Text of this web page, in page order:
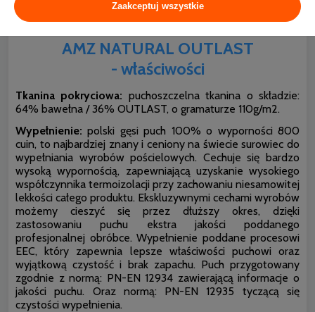
AMZ NATURAL OUTLAST
- właściwości
Tkanina pokryciowa: puchoszczelna tkanina o składzie:
64% bawełna / 36% OUTLAST, o gramaturze 110g/m2.
Wypełnienie: polski gęsi puch 100% o wyporności 800
cuin, to najbardziej znany i ceniony na świecie surowiec do
wypełniania wyrobów pościelowych. Cechuje się bardzo
wysoką wypornością, zapewniającą uzyskanie wysokiego
współczynnika termoizolacji przy zachowaniu niesamowitej
lekkości całego produktu. Ekskluzywnymi cechami wyrobów
możemy cieszyć się przez dłuższy okres, dzięki
zastosowaniu puchu ekstra jakości poddanego
profesjonalnej obróbce. Wypełnienie poddane procesowi
EEC, który zapewnia lepsze właściwości puchowi oraz
wyjątkową czystość i brak zapachu. Puch przygotowany
zgodnie z normą: PN-EN 12934 zawierającą informacje o
jakości puchu. Oraz normą: PN-EN 12935 tyczącą się
czystości wypełnienia.
Zaakceptuj wszystkie